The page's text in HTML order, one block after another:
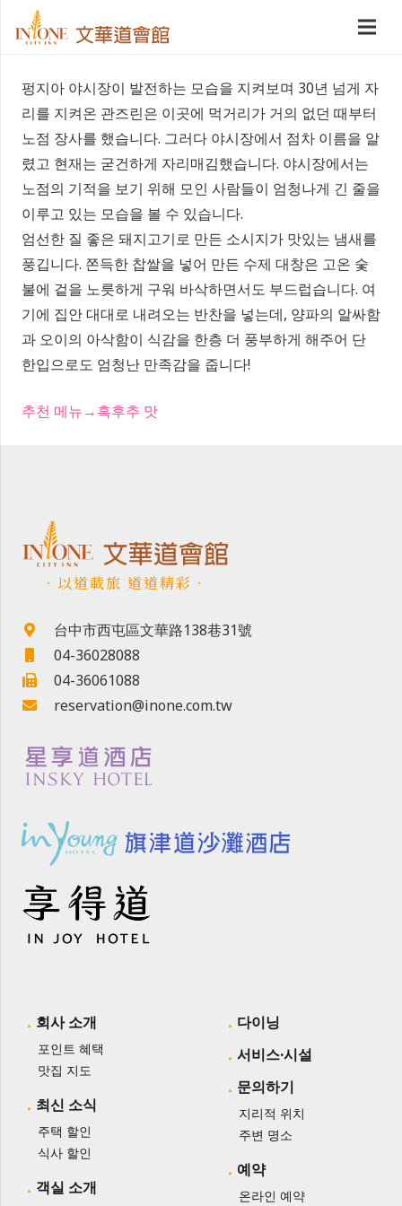
펑지아 야시장이 발전하는 모습을 지켜보며 30년 넘게 자
리를 지켜온 관즈린은 이곳에 먹거리가 거의 없던 때부터
노점 장사를 했습니다. 그러다 야시장에서 점차 이름을 알
렸고 현재는 굳건하게 자리매김했습니다. 야시장에서는
노점의 기적을 보기 위해 모인 사람들이 엄청나게 긴 줄을
이루고 있는 모습을 볼 수 있습니다.
엄선한 질 좋은 돼지고기로 만든 소시지가 맛있는 냄새를
풍깁니다. 쫀득한 찹쌀을 넣어 만든 수제 대창은 고온 숯
불에 겉을 노릇하게 구워 바삭하면서도 부드럽습니다. 여
기에 집안 대대로 내려오는 반찬을 넣는데, 양파의 알싸함
과 오이의 아삭함이 식감을 한층 더 풍부하게 해주어 단
한입으로도 엄청난 만족감을 줍니다!
추천 메뉴→흑후추 맛
．以道載旅 道道精彩．
台中市西屯區文華路138巷31號
04-36028088
04-36061088
reservation@inone.com.tw
회사 소개
포인트 혜택
맛집 지도
최신 소식
주택 할인
식사 할인
객실 소개
다이닝
서비스·시설
문의하기
지리적 위치
주변 명소
예약
온라인 예약